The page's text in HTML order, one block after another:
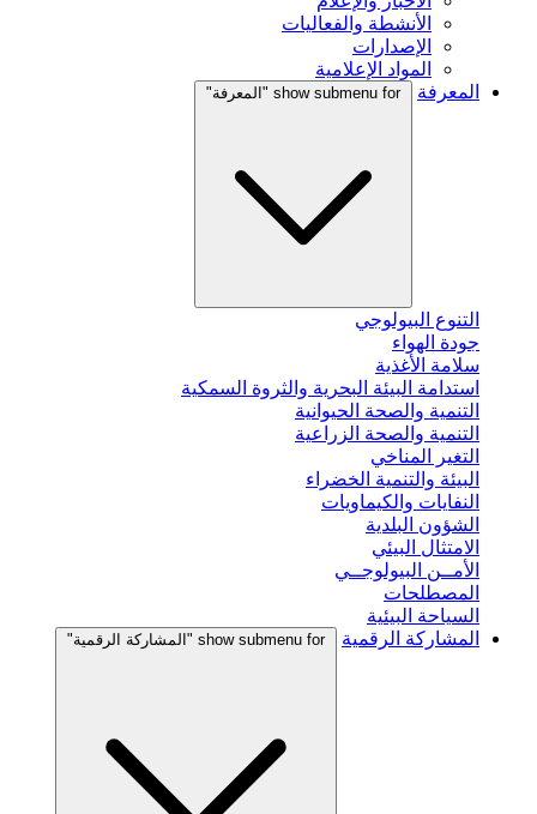
الأنشطة والفعاليات
الإصدارات
المواد الإعلامية
المعرفة
show submenu for "المعرفة"
التنوع البيولوجي
جودة الهواء
سلامة الأغذية
استدامة البيئة البحرية والثروة السمكية
التنمية والصحة الحيوانية
التنمية والصحة الزراعية
التغير المناخي
البيئة والتنمية الخضراء
النفايات والكيماويات
الشؤون البلدية
الامتثال البيئي
الأمــن البيولوجــي
المصطلحات
السياحة البيئية
المشاركة الرقمية
show submenu for "المشاركة الرقمية"